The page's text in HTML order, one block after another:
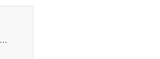
· 「MBC Korean Music Wave」・・・EXIDハニ＆AOAソルヒョン＆TWICEツウィの共同舞台